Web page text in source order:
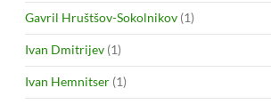
Gavril Hruštšov-Sokolnikov (1)
Ivan Dmitrijev (1)
Ivan Hemnitser (1)